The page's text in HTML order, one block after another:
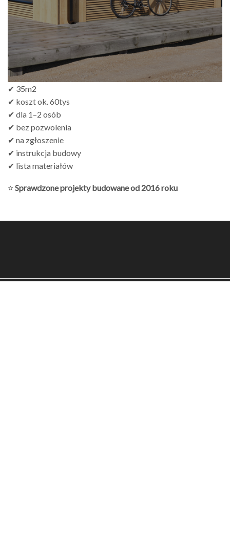
✔ 35m2
✔ koszt ok. 60tys
✔ dla 1–2 osób
✔ bez pozwolenia
✔ na zgłoszenie
✔ instrukcja budowy
✔ lista materiałów
⭐ Sprawdzone projekty budowane od 2016 roku